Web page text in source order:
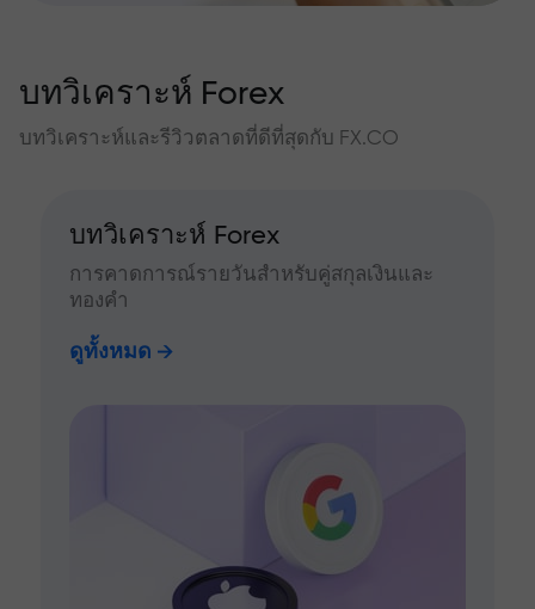
บทวิเคราะห์ Forex
บทวิเคราะห์และรีวิวตลาดที่ดีที่สุดกับ FX.CO
บทวิเคราะห์ Forex
การคาดการณ์รายวันสำหรับคู่สกุลเงินและ
ทองคำ
ดูทั้งหมด